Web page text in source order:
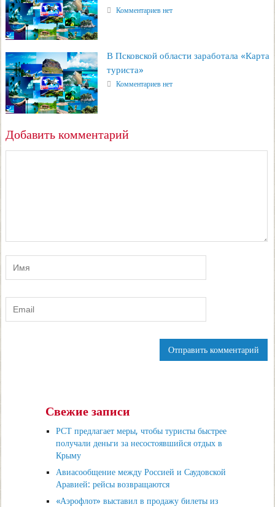
Комментариев нет
В Псковской области заработала «Карта
туриста»
Комментариев нет
Добавить комментарий
Свежие записи
РСТ предлагает меры, чтобы туристы быстрее
получали деньги за несостоявшийся отдых в
Крыму
Авиасообщение между Россией и Саудовской
Аравией: рейсы возвращаются
«Аэрофлот» выставил в продажу билеты из